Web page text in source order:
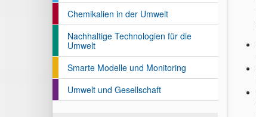
Chemikalien in der Umwelt
Nachhaltige Technologien für die
Umwelt
Smarte Modelle und Monitoring
Umwelt und Gesellschaft